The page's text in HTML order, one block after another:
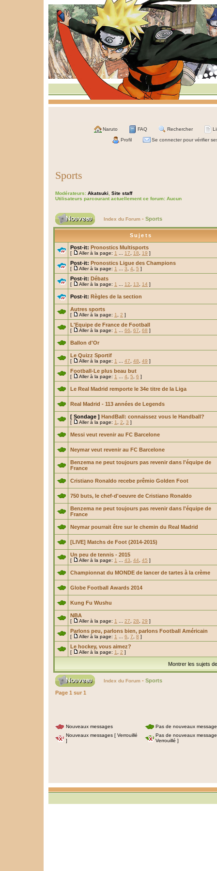
Naruto FAQ Rechercher
Profil Se connecter pour vérifier
Sports
Modérateurs: Akatsuki
Site staff
Utilisateurs parcourant actuellement ce forum: Aucun
Index du Forum - Sports
Sujets
Post-it: Pronostics Multisports
[ Aller à la page: 1 17 18 19 ]
Post-it: Pronostics Ligue des Champions
[ Aller à la page: 1 3 4 5 ]
Post-it: Débats
[ Aller à la page: 1 12 13 14 ]
Post-it: Règles de la section
Autres sports
[ Aller à la page: 1 2 ]
L'Equipe de France de Football
[ Aller à la page: 1 66 67 68 ]
Ballon d'Or
Le Quizz Sportif
[ Aller à la page: 1 47 48 49 ]
Football-Le plus beau but
[ Aller à la page: 1 4 5 6 ]
Le Real Madrid remporte le 34e titre de la Liga
Real Madrid - 113 années de Legends
[ Sondage ] HandBall: connaissez vous le Handball?
[ Aller à la page: 1 2 3 ]
Messi veut revenir au FC Barcelone
Neymar veut revenir au FC Barcelone
Benzema ne peut toujours pas revenir dans l'équipe de
France
Cristiano Ronaldo recebe prêmio Golden Foot
750 buts, le chef-d'oeuvre de Cristiano Ronaldo
Benzema ne peut toujours pas revenir dans l'équipe de
France
Neymar pourrait être sur le chemin du Real Madrid
[LIVE] Matchs de Foot (2014-2015)
Un peu de tennis - 2015
[ Aller à la page: 1 43 44 45 ]
Championnat du MONDE de lancer de tartes à la crème
Globe Football Awards 2014
Kung Fu Wushu
NBA
[ Aller à la page: 1 27 28 29 ]
Parlons peu, parlons bien, parlons Football Américain
[ Aller à la page: 1 6 7 8 ]
Le hockey, vous aimez?
[ Aller à la page: 1 2 ]
Montrer les sujets
Index du Forum - Sports
Page 1 sur 1
Nouveaux messages
Pas de nouveaux
Nouveaux messages [ Verrouillé
]
Pas de nouveaux
Verrouillé ]